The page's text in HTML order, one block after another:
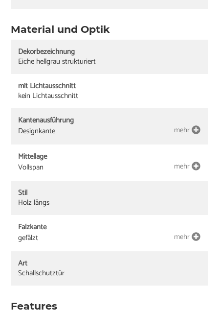
Material und Optik
Dekorbezeichnung
Eiche hellgrau strukturiert
mit Lichtausschnitt
kein Lichtausschnitt
Kantenausführung
Designkante
mehr
Mittellage
Vollspan
mehr
Stil
Holz längs
Falzkante
gefälzt
mehr
Art
Schallschutztür
Features